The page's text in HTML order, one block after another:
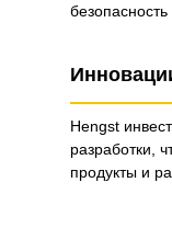
Hengst
разработки,
продукты и